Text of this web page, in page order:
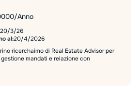
/Anno
20/3/26
al:20/4/2026
ricerchaimo di Real Estate Advisor per
mandati e relazione con